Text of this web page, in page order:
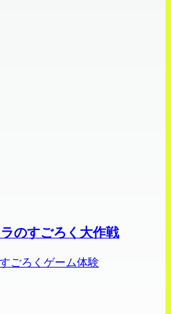
のすごろく大作戦
ごろくゲーム体験